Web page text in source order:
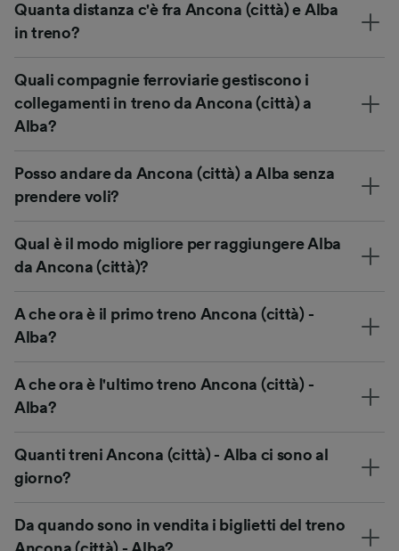
Quanta distanza c'è fra Ancona (città) e Alba
in treno?
Quali compagnie ferroviarie gestiscono i
collegamenti in treno da Ancona (città) a
Alba?
Posso andare da Ancona (città) a Alba senza
prendere voli?
Qual è il modo migliore per raggiungere Alba
da Ancona (città)?
A che ora è il primo treno Ancona (città) -
Alba?
A che ora è l'ultimo treno Ancona (città) -
Alba?
Quanti treni Ancona (città) - Alba ci sono al
giorno?
Da quando sono in vendita i biglietti del treno